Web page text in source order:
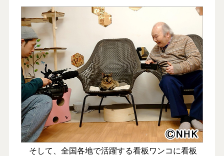
そして、全国各地で活躍する看板ワンコに看板